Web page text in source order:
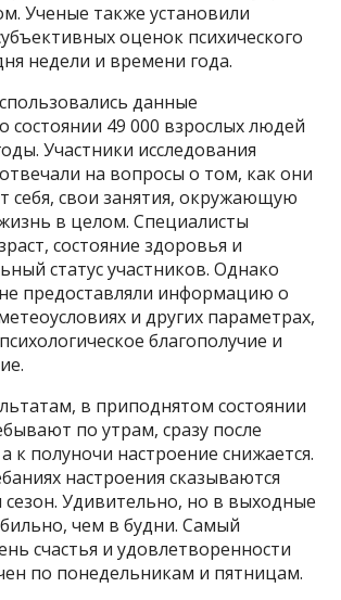
Ученые также установили
оценок психического
недели и времени года.
данные
состоянии 49 000 взрослых людей
Участники исследования
на вопросы о том, как они
себя, свои занятия, окружающую
в целом. Специалисты
состояние здоровья и
статус участников. Однако
предоставляли информацию о
и других параметрах,
благополучие и
в приподнятом состоянии
по утрам, сразу после
к полуночи настроение снижается.
настроения сказываются
сезон. Удивительно, но в выходные
чем в будни. Самый
счастья и удовлетворенности
по понедельникам и пятницам.